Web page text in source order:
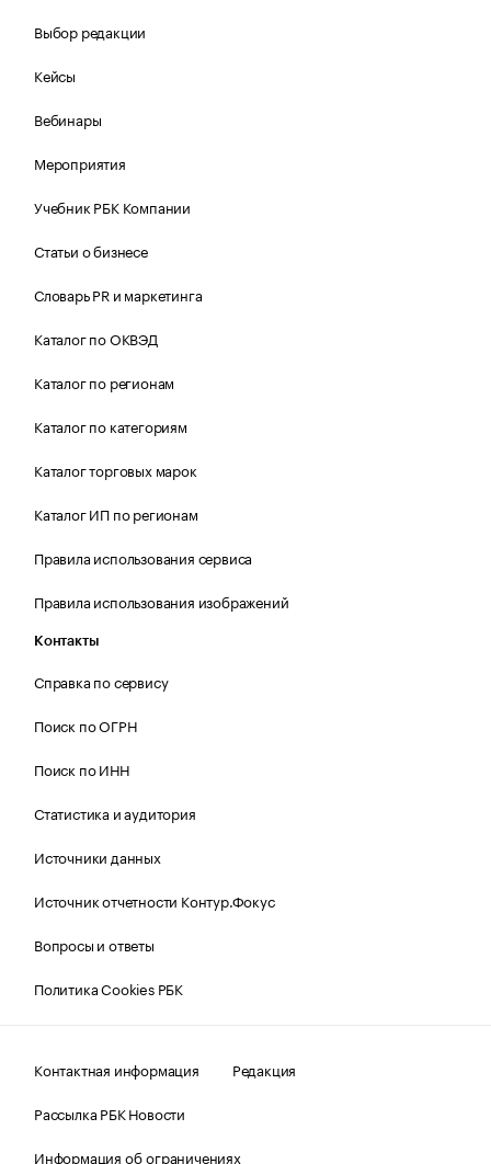
Выбор редакции
Кейсы
Вебинары
Мероприятия
Учебник РБК Компании
Статьи о бизнесе
Словарь PR и маркетинга
Каталог по ОКВЭД
Каталог по регионам
Каталог по категориям
Каталог торговых марок
Каталог ИП по регионам
Правила использования сервиса
Правила использования изображений
Контакты
Справка по сервису
Поиск по ОГРН
Поиск по ИНН
Статистика и аудитория
Источники данных
Источник отчетности Контур.Фокус
Вопросы и ответы
Политика Cookies РБК
Контактная информация
Редакция
Рассылка РБК Новости
Информация об ограничениях